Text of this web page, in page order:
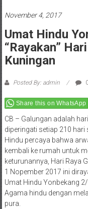
November 4, 2017
Umat Hindu
“Rayakan”
Kuningan
Posted By: admin
Share this on WhatsApp
CB – Galungan adalah
diperingati setiap 210 hari
Hindu percaya bahwa
kembali ke rumah untuk
keturunannya, Hari Raya
1 Nopember 2017 ini
Umat Hindu Yonbekang
Agama hindu dengan
pura.